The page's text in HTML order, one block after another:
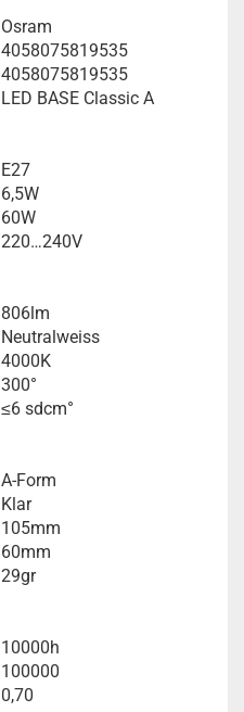
Osram
4058075819535
4058075819535
LED BASE Classic A
E27
6,5W
60W
220…240V
806lm
Neutralweiss
4000K
300°
≤6 sdcm°
A-Form
Klar
105mm
60mm
29gr
10000h
100000
0,70